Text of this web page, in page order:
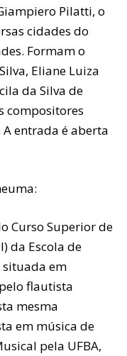
Pilatti, o
cidades do
Formam o
Eliane Luiza
da Silva de
compositores
entrada é aberta
Curso Superior de
da Escola de
situada em
flautista
mesma
em música de
pela UFBA,